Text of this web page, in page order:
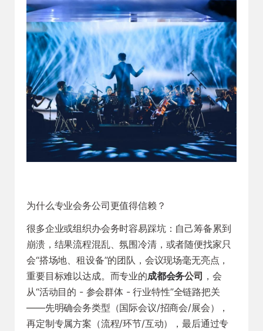
为什么专业会务公司更值得信赖？
很多企业或组织办会务时容易踩坑：自己筹备累到
崩溃，结果流程混乱、氛围冷清，或者随便找家只
会“搭场地、租设备”的团队，会议现场毫无亮点，
重要目标难以达成。而专业的成都会务公司 ，会
从“活动目的 - 参会群体 - 行业特性”全链路把关
——先明确会务类型（国际会议/招商会/展会），
再定制专属方案（流程/环节/互动），最后通过专